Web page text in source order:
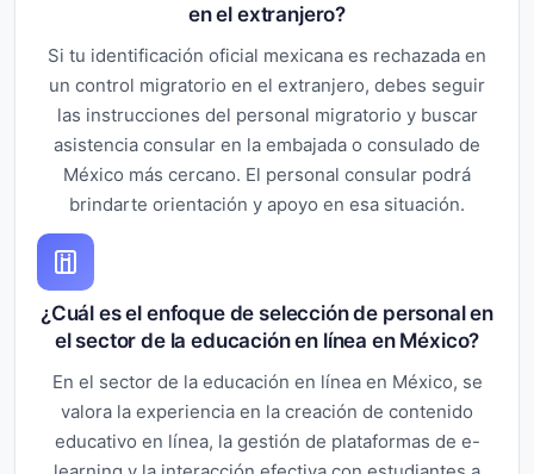
en el extranjero?
Si tu identificación oficial mexicana es rechazada en
un control migratorio en el extranjero, debes seguir
las instrucciones del personal migratorio y buscar
asistencia consular en la embajada o consulado de
México más cercano. El personal consular podrá
brindarte orientación y apoyo en esa situación.
¿Cuál es el enfoque de selección de personal en
el sector de la educación en línea en México?
En el sector de la educación en línea en México, se
valora la experiencia en la creación de contenido
educativo en línea, la gestión de plataformas de e-